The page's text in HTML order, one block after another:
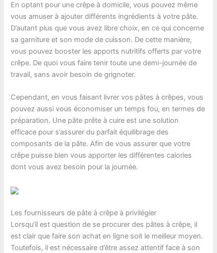
En optant pour une crêpe à domicile, vous pouvez même
vous amuser à ajouter différents ingrédients à votre pâte.
D’autant plus que vous avez libre choix, en ce qui concerne
sa garniture et son mode de cuisson. De cette manière,
vous pouvez booster les apports nutritifs offerts par votre
crêpe. De quoi vous faire tenir toute une demi-journée de
travail, sans avoir besoin de grignoter.
Cependant, en vous faisant livrer vos pâtes à crêpes, vous
pouvez aussi vous économiser un temps fou, en termes de
préparation. Une pâte prête à cuire est une solution
efficace pour s’assurer du parfait équilibrage des
composants de la pâte. Afin de vous assurer que votre
crêpe puisse bien vous apporter les différentes calories
dont vous avez besoin pour la journée.
Les fournisseurs de pâte à crêpe à privilégier
Lorsqu’il est question de se procurer des pâtes à crêpe, il
est clair que faire son achat en ligne soit le meilleur moyen.
Toutefois, il est nécessaire d’être assez attentif face à son